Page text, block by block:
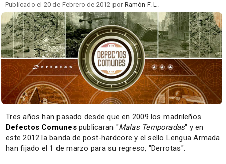
Publicado el 20 de Febrero de 2012 por Ramón F. L.
Tres años han pasado desde que en 2009 los madrileños
Defectos Comunespublicaran "Malas Temporadas" y en
este 2012 la banda de post-hardcore y el sello Lengua Armada
han fijado el 1 de marzo para su regreso, "Derrotas".